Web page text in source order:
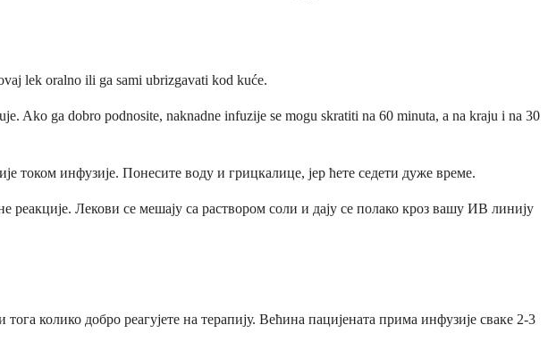
lek oralno ili ga sami ubrizgavati kod kuće.
Ako ga dobro podnosite, naknadne infuzije se mogu skratiti na 60 minuta, a na kraju i na 30
током инфузије. Понесите воду и грицкалице, јер ћете седети дуже време.
Лекови се мешају са раствором соли и дају се полако кроз вашу ИВ линију
колико добро реагујете на терапију. Већина пацијената прима инфузије сваке 2-3